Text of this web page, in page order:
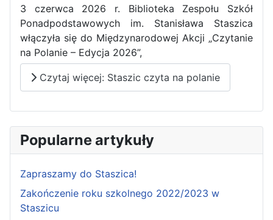
Pierwszy tydzień praktyk
zawodowych naszych uczniów
w Portugalii za nami!
3 czerwca 2026 r. Biblioteka Zespołu Szkół
Ponadpodstawowych im. Stanisława Staszica
włączyła się do Międzynarodowej Akcji „Czytanie
na Polanie – Edycja 2026”,
Czytaj więcej: Staszic czyta na polanie
Popularne artykuły
Zapraszamy do Staszica!
Zakończenie roku szkolnego 2022/2023 w
Staszicu